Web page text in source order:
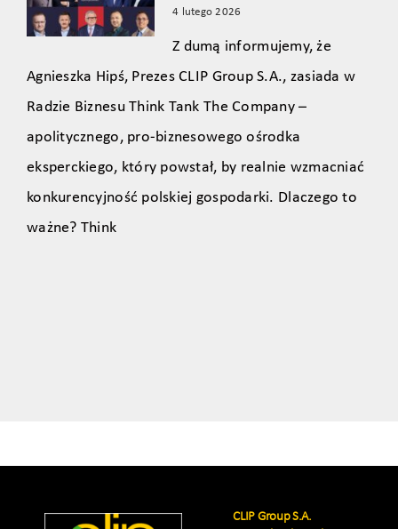
4 lutego 2026
Z dumą informujemy, że
Agnieszka Hipś, Prezes CLIP Group S.A., zasiada w
Radzie Biznesu Think Tank The Company –
apolitycznego, pro‑biznesowego ośrodka
eksperckiego, który powstał, by realnie wzmacniać
konkurencyjność polskiej gospodarki. Dlaczego to
ważne? Think
CLIP Group S.A.